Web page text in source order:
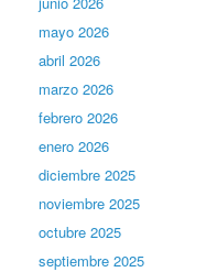
mayo 2026
abril 2026
marzo 2026
febrero 2026
enero 2026
diciembre 2025
noviembre 2025
octubre 2025
septiembre 2025